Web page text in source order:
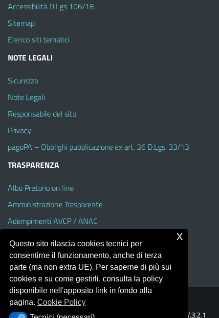
Accessibilità D.Lgs 106/18
Sitemap
Elenco siti tematici
NOTE LEGALI
Sicurezza
Note Legali
Responsabile del sito
Privacy
pagoPA – Obblighi pubblicazione ex art. 36 D.Lgs. 33/13
TRASPARENZA
Albo Pretorio on line
Amministrazione Trasparente
Adempimenti AVCP / ANAC
Accesso Civico
Dichiarazione di accessibilità
Portale realizzato con la piattaforma
Template Italia configurato sul tema accessibile
V.3.2.1
Questo sito rilascia cookies tecnici per
consentirne il funzionamento, anche di terza
parte (ma non extra UE). Per saperne di più sui
cookies e su come gestirli, consulta la policy
disponibile nell'apposito link in fondo alla
pagina.Cookie Policy
x